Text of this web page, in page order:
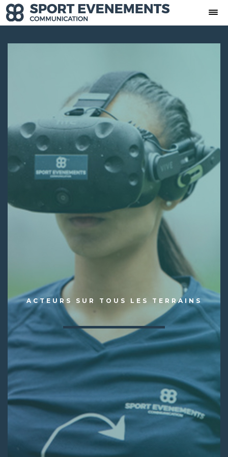
ACTEURS SUR TOUS LES TERRAINS